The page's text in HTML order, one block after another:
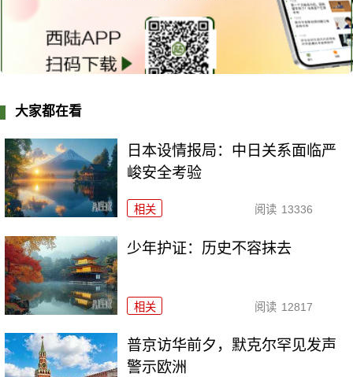
大家都在看
日本设情报局：中日关系面临严
峻安全考验
相关 阅读 13336
少年护证：历史不容抹去
相关 阅读 12817
普京访华前夕，默克尔罕见发声
警示欧洲